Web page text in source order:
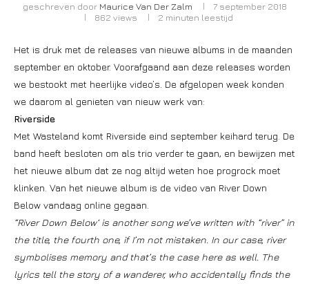
geschreven door Maurice Van Der Zalm
7 september 2018
862 views 2 minuten leestijd
Het is druk met de releases van nieuwe albums in de maanden
september en oktober. Voorafgaand aan deze releases worden
we bestookt met heerlijke video’s. De afgelopen week konden
we daarom al genieten van nieuw werk van:
Riverside
Met Wasteland komt Riverside eind september keihard terug. De
band heeft besloten om als trio verder te gaan, en bewijzen met
het nieuwe album dat ze nog altijd weten hoe progrock moet
klinken. Van het nieuwe album is de video van River Down
Below vandaag online gegaan.
“River Down Below‘ is another song we’ve written with “river” in
the title, the fourth one, if I’m not mistaken. In our case, river
symbolises memory and that’s the case here as well. The
lyrics tell the story of a wanderer, who accidentally finds the